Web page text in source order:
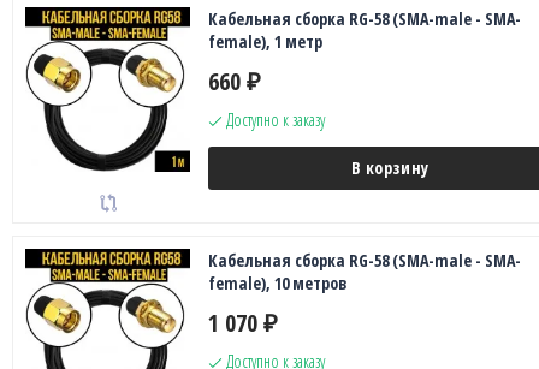
Кабельная сборка RG-58 (SMA-male - SMA-
female), 1 метр
660 ₽
Доступно к заказу
В корзину
Кабельная сборка RG-58 (SMA-male - SMA-
female), 10 метров
1 070 ₽
Доступно к заказу